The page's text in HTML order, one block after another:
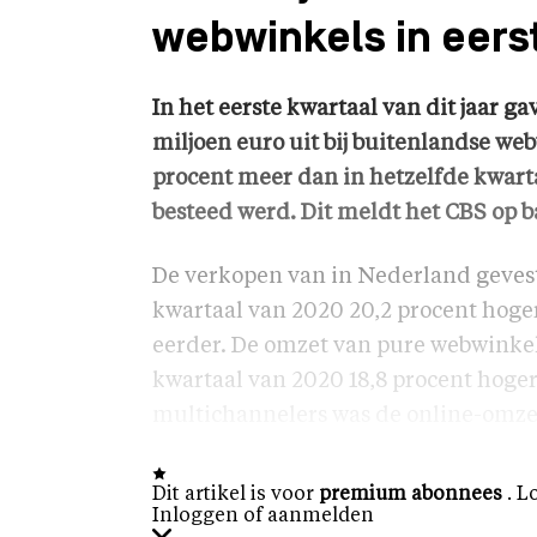
webwinkels in
In het eerste kwartaal van dit jaar
miljoen euro uit bij buitenlandse
procent meer dan in hetzelfde
besteed werd. Dit meldt het CBS op
De verkopen van in Nederland
kwartaal van 2020 20,2 procent
eerder. De omzet van pure
kwartaal van 2020 18,8 procent
Dit artikel is voor premium abonnees .
Inloggen of aanmelden